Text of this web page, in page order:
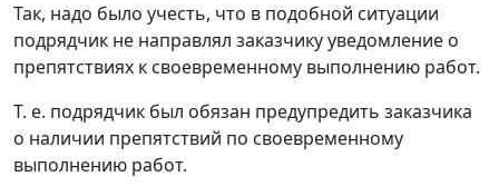
Так, надо было учесть, что в подобной ситуации
подрядчик не направлял заказчику уведомление о
препятствиях к своевременному выполнению работ.
Т. е. подрядчик был обязан предупредить заказчика
о наличии препятствий по своевременному
выполнению работ.